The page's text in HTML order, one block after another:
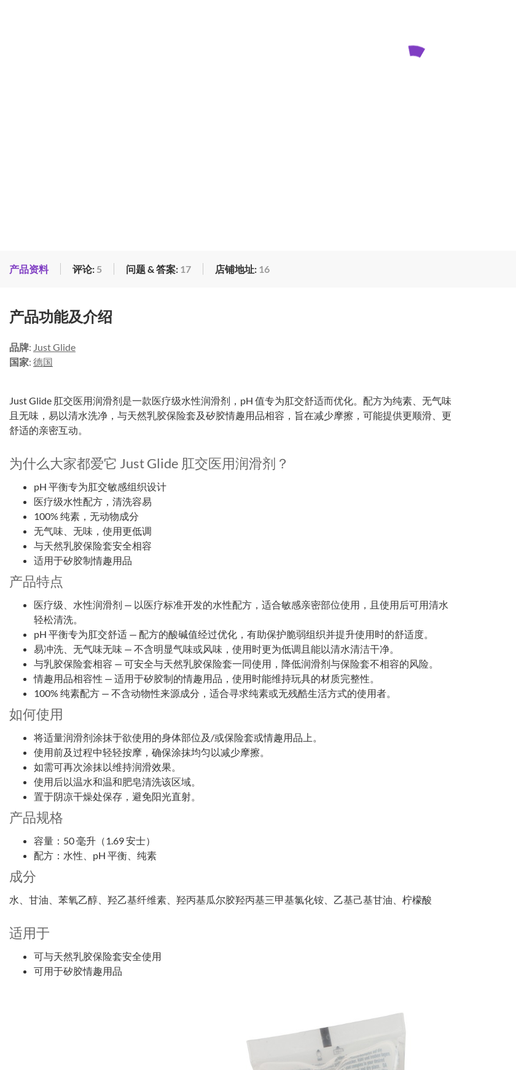
产品资料 评论: 5 问题 & 答案: 17 店铺地址: 16
产品功能及介绍
品牌: Just Glide
国家: 德国
Just Glide 肛交医用润滑剂是一款医疗级水性润滑剂，pH 值专为肛交舒适而优化。配方为纯素、无气味
且无味，易以清水洗净，与天然乳胶保险套及矽胶情趣用品相容，旨在减少摩擦，可能提供更顺滑、更
舒适的亲密互动。
为什么大家都爱它 Just Glide 肛交医用润滑剂？
pH 平衡专为肛交敏感组织设计
医疗级水性配方，清洗容易
100% 纯素，无动物成分
无气味、无味，使用更低调
与天然乳胶保险套安全相容
适用于矽胶制情趣用品
产品特点
医疗级、水性润滑剂 — 以医疗标准开发的水性配方，适合敏感亲密部位使用，且使用后可用清水
轻松清洗。
pH 平衡专为肛交舒适 — 配方的酸碱值经过优化，有助保护脆弱组织并提升使用时的舒适度。
易冲洗、无气味无味 — 不含明显气味或风味，使用时更为低调且能以清水清洁干净。
与乳胶保险套相容 — 可安全与天然乳胶保险套一同使用，降低润滑剂与保险套不相容的风险。
情趣用品相容性 — 适用于矽胶制的情趣用品，使用时能维持玩具的材质完整性。
100% 纯素配方 — 不含动物性来源成分，适合寻求纯素或无残酷生活方式的使用者。
如何使用
将适量润滑剂涂抹于欲使用的身体部位及/或保险套或情趣用品上。
使用前及过程中轻轻按摩，确保涂抹均匀以减少摩擦。
如需可再次涂抹以维持润滑效果。
使用后以温水和温和肥皂清洗该区域。
置于阴凉干燥处保存，避免阳光直射。
产品规格
容量：50 毫升（1.69 安士）
配方：水性、pH 平衡、纯素
成分
水、甘油、苯氧乙醇、羟乙基纤维素、羟丙基瓜尔胶羟丙基三甲基氯化铵、乙基己基甘油、柠檬酸
适用于
可与天然乳胶保险套安全使用
可用于矽胶情趣用品